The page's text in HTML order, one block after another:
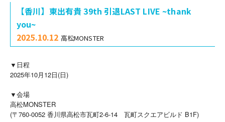
【香川】東出有貴 39th 引退LAST LIVE ~thank
you~
2025.10.12 高松MONSTER
▼日程
2025年10月12日(日)
▼会場
高松MONSTER
(〒760-0052 香川県高松市瓦町2-6-14 瓦町スクエアビルド B1F)